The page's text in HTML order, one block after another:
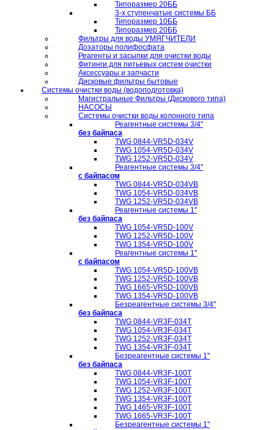
Типоразмер 20ББ
3-х ступенчатые системы ББ
Типоразмер 10ББ
Типоразмер 20ББ
Фильтры для воды УМЯГЧИТЕЛИ
Дозаторы полифосфата
Реагенты и засыпки для очистки воды
Фитинги для питьевых систем очистки
Аксессуары и запчасти
Дисковые фильтры бытовые
Системы очистки воды (водоподготовка)
Магистральные Фильтры (Дискового типа)
НАСОСЫ
Системы очистки воды колонного типа
Реагентные системы 3/4''
без байпаса
TWG 0844-VR5D-034V
TWG 1054-VR5D-034V
TWG 1252-VR5D-034V
Реагентные системы 3/4''
с байпасом
TWG 0844-VR5D-034VB
TWG 1054-VR5D-034VB
TWG 1252-VR5D-034VB
Реагентные системы 1''
без байпаса
TWG 1054-VR5D-100V
TWG 1252-VR5D-100V
TWG 1354-VR5D-100V
Реагентные системы 1''
с байпасом
TWG 1054-VR5D-100VB
TWG 1252-VR5D-100VB
TWG 1665-VR5D-100VB
TWG 1354-VR5D-100VB
Безреагентные системы 3/4''
без байпаса
TWG 0844-VR3F-034T
TWG 1054-VR3F-034T
TWG 1252-VR3F-034T
TWG 1354-VR3F-034T
Безреагентные системы 1''
без байпаса
TWG 0844-VR3F-100T
TWG 1054-VR3F-100T
TWG 1252-VR3F-100T
TWG 1354-VR3F-100T
TWG 1465-VR3F-100T
TWG 1665-VR3F-100T
Безреагентные системы 1''